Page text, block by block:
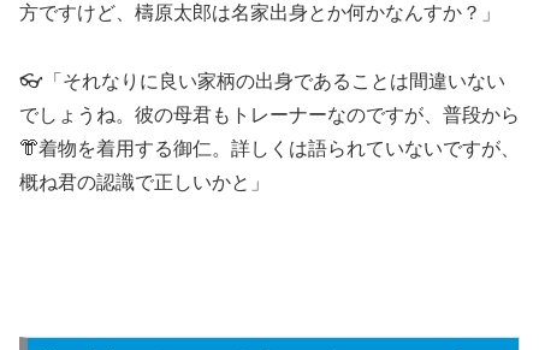
方ですけど、檮原太郎は名家出身とか何かなんすか？」
👓「それなりに良い家柄の出身であることは間違いない
でしょうね。彼の母君もトレーナーなのですが、普段から
👘着物を着用する御仁。詳しくは語られていないですが、
概ね君の認識で正しいかと」